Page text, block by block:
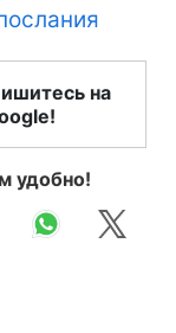
на
удобно!